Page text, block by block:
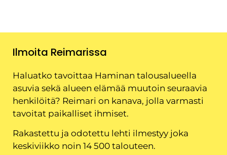
Ilmoita Reimarissa
Haluatko tavoittaa Haminan talousalueella
asuvia sekä alueen elämää muutoin seuraavia
henkilöitä? Reimari on kanava, jolla varmasti
tavoitat paikalliset ihmiset.
Rakastettu ja odotettu lehti ilmestyy joka
keskiviikko noin 14 500 talouteen.